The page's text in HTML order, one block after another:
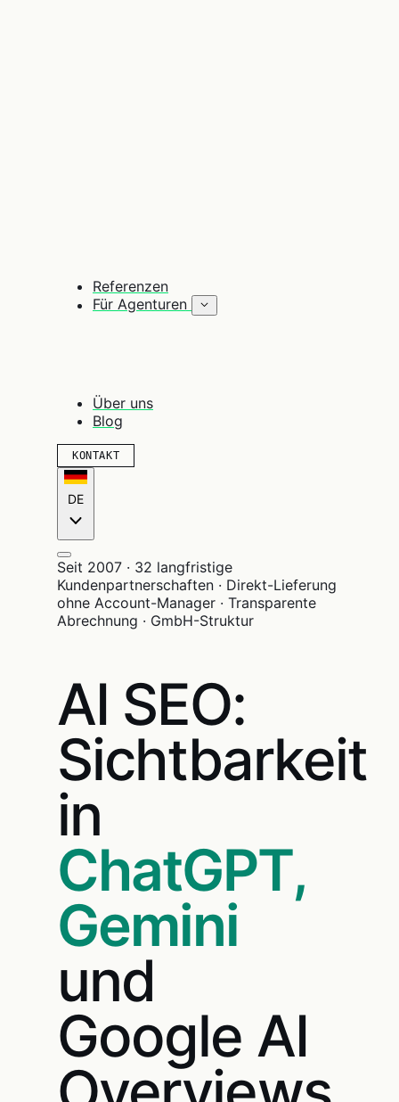
Referenzen
Für Agenturen
Über uns
Blog
KONTAKT
DE
Seit 2007 · 32 langfristige
Kundenpartnerschaften · Direkt-Lieferung
ohne Account-Manager · Transparente
Abrechnung · GmbH-Struktur
AI SEO:
Sichtbarkeit
in
ChatGPT,
Gemini
und
Google AI